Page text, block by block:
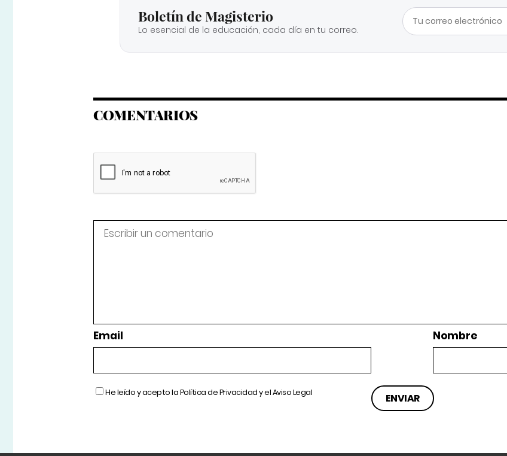
Boletín de Magisterio
Lo esencial de la educación, cada día en tu correo.
COMENTARIOS
Email Nombre
He leído y acepto laPolítica de Privacidady elAviso Legal